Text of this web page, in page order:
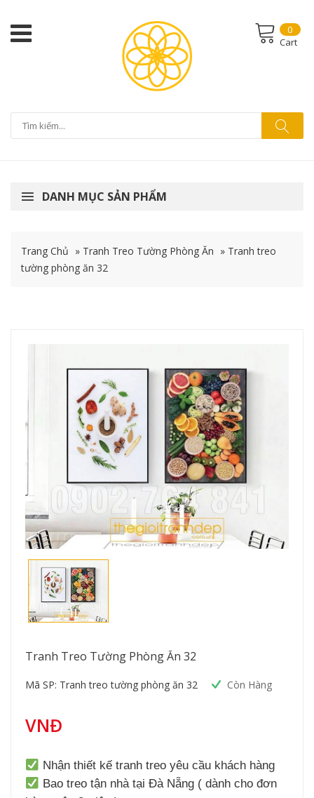
0
Cart
DANH MỤC SẢN PHẨM
Trang Chủ » Tranh Treo Tường Phòng Ăn » Tranh treo
tường phòng ăn 32
Tranh Treo Tường Phòng Ăn 32
Mã SP: Tranh treo tường phòng ăn 32 Còn Hàng
VNĐ
Nhận thiết kế tranh treo yêu cầu khách hàng
Bao treo tận nhà tại Đà Nẵng ( dành cho đơn